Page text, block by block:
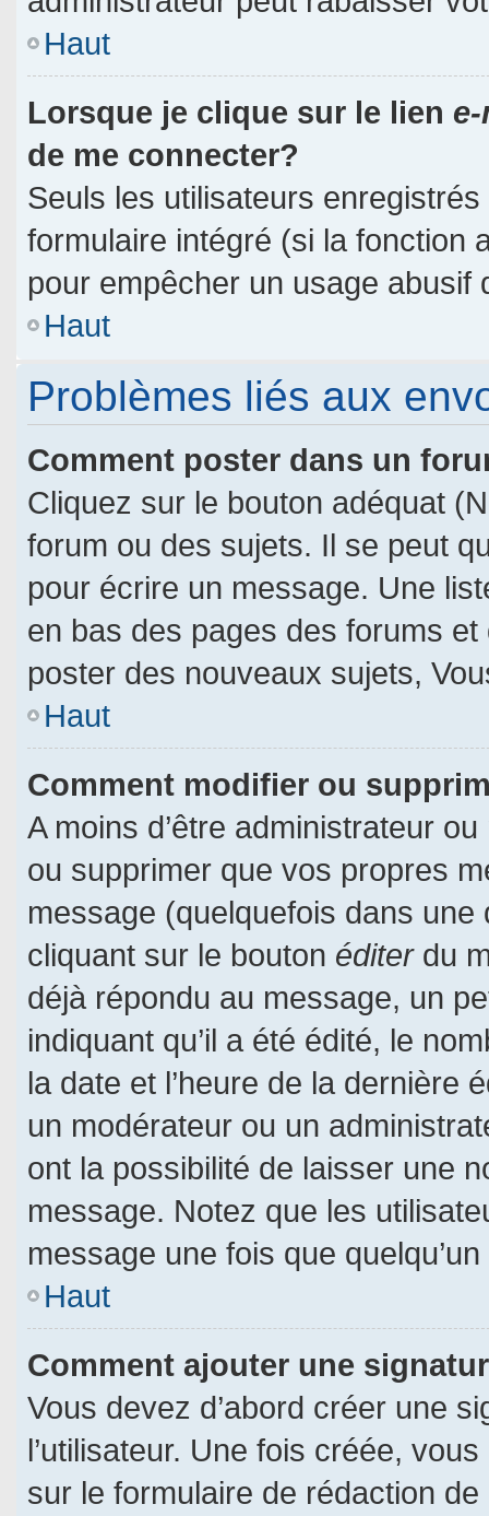
Haut
Lorsque je clique sur le lien
de me connecter?
Seuls les utilisateurs
formulaire intégré (si la fonction
pour empêcher un usage abusif
Haut
Problèmes liés aux
Comment poster dans un
Cliquez sur le bouton adéquat
forum ou des sujets. Il se peut
pour écrire un message. Une
en bas des pages des forums
poster des nouveaux sujets,
Haut
Comment modifier ou
A moins d’être administrateur
ou supprimer que vos propres
message (quelquefois dans
cliquant sur le bouton éditerdu
déjà répondu au message, un
indiquant qu’il a été édité, le
la date et l’heure de la dernière
un modérateur ou un
ont la possibilité de laisser une
message. Notez que les
message une fois que
Haut
Comment ajouter une
Vous devez d’abord créer une
l’utilisateur. Une fois créée,
sur le formulaire de rédaction